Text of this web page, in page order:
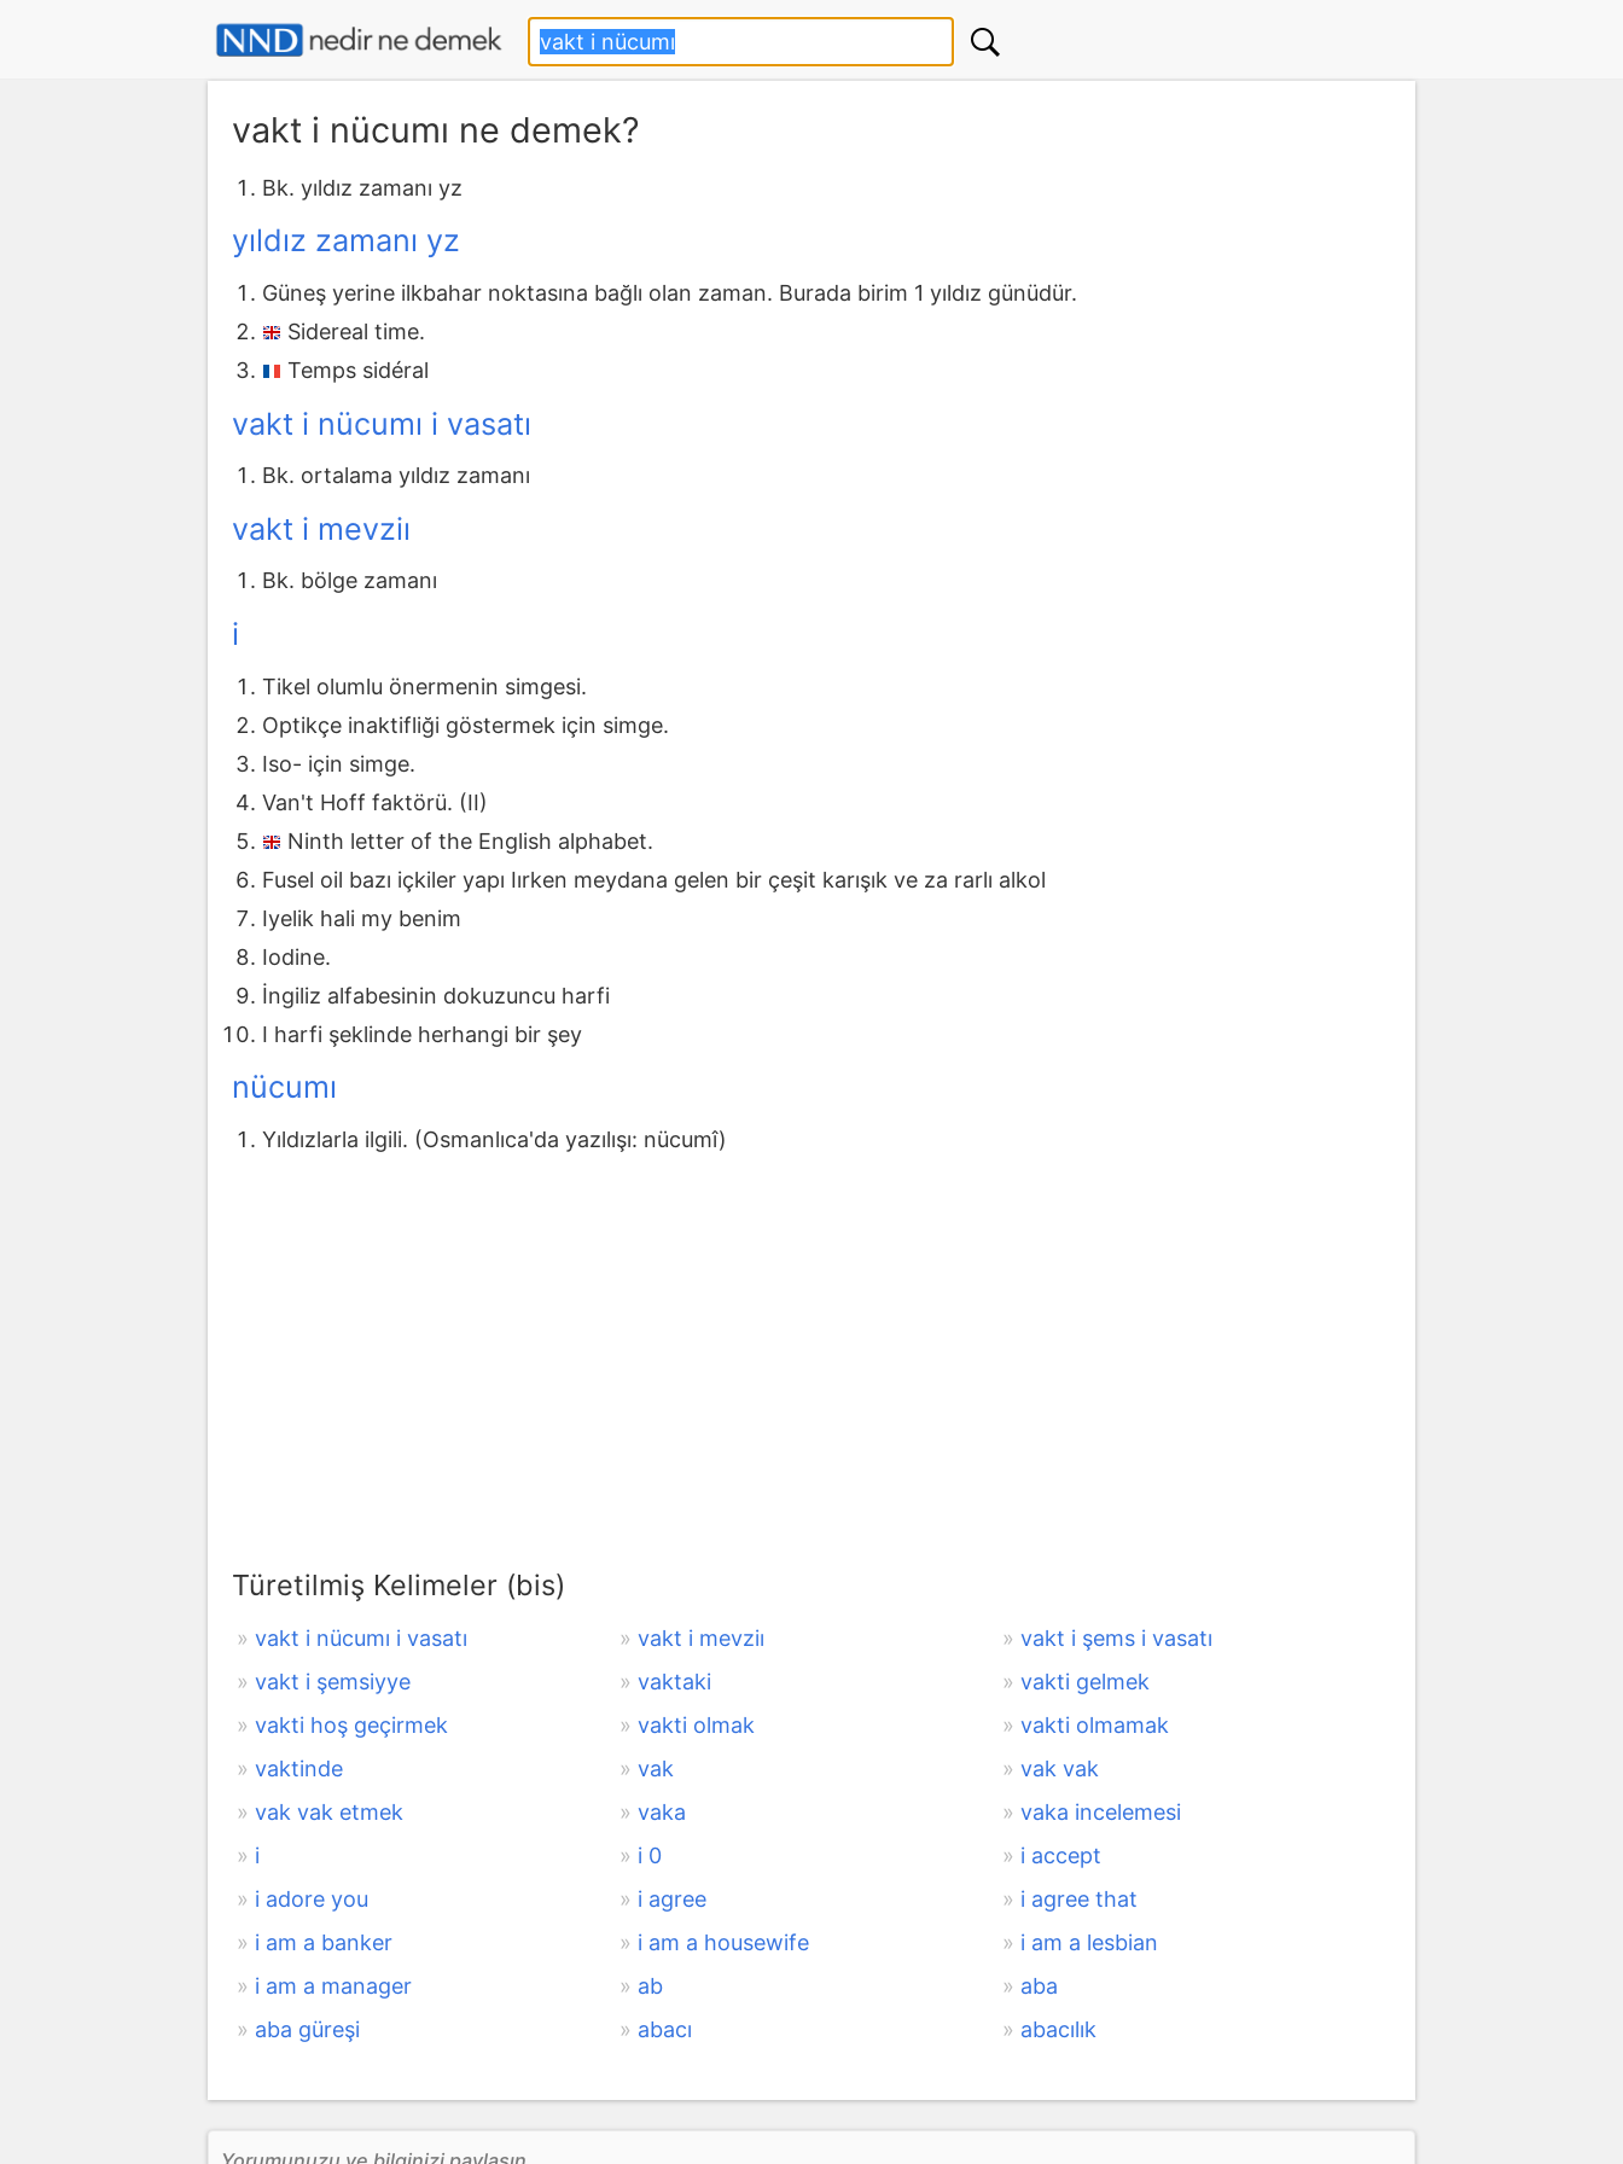
vakt i nücumı ne demek?
Bk. yıldız zamanı yz
yıldız zamanı yz
Güneş yerine ilkbahar noktasına bağlı olan zaman. Burada birim 1 yıldız günüdür.
Sidereal time.
Temps sidéral
vakt i nücumı i vasatı
Bk. ortalama yıldız zamanı
vakt i mevziı
Bk. bölge zamanı
i
Tikel olumlu önermenin simgesi.
Optikçe inaktifliği göstermek için simge.
Iso- için simge.
Van't Hoff faktörü. (II)
Ninth letter of the English alphabet.
Fusel oil bazı içkiler yapı Iırken meydana gelen bir çeşit karışık ve za rarlı alkol
Iyelik hali my benim
Iodine.
İngiliz alfabesinin dokuzuncu harfi
I harfi şeklinde herhangi bir şey
nücumı
Yıldızlarla ilgili. (Osmanlıca'da yazılışı: nücumî)
Türetilmiş Kelimeler (bis)
vakt i nücumı i vasatı vakt i mevziı
vakt i şems i vasatı
vakt i şemsiyye
vaktaki
vakti gelmek
vakti hoş geçirmek
vakti olmak
vakti olmamak
vaktinde
vak
vak vak
vak vak etmek
vaka
vaka incelemesi
i
i 0
i accept
i adore you
i agree
i agree that
i am a banker
i am a housewife
i am a lesbian
i am a manager
ab
aba
aba güreşi
abacı abacılık